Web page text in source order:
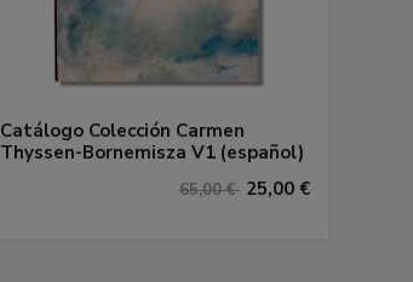
Catálogo Colección Carmen
Thyssen-Bornemisza V1 (español)
65,00 € 25,00 €